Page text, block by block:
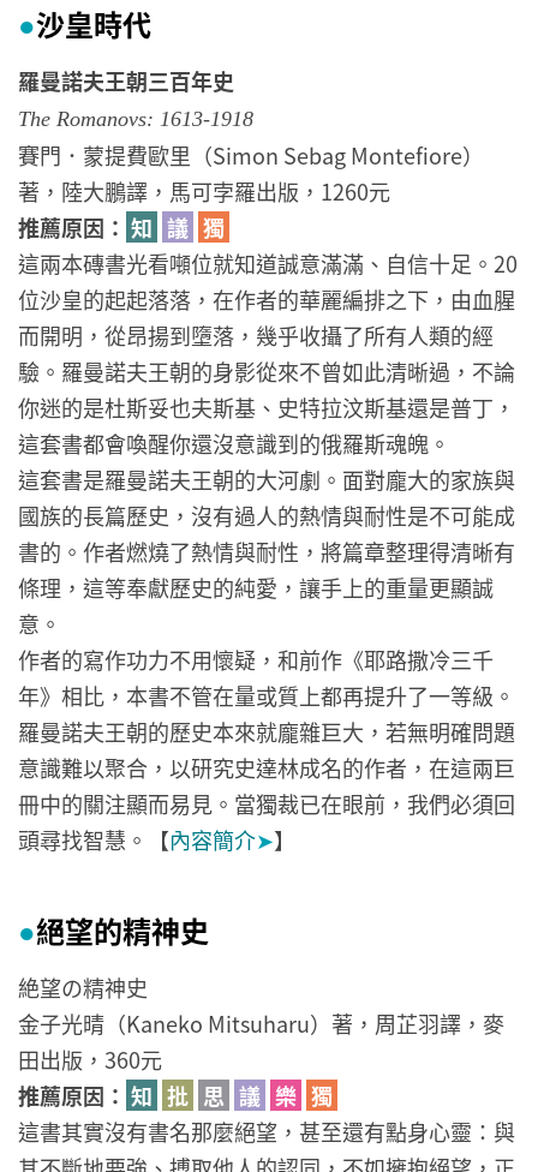
●沙皇時代
羅曼諾夫王朝三百年史
The Romanovs: 1613-1918
賽門．蒙提費歐里（Simon Sebag Montefiore）
著，陸大鵬譯，馬可孛羅出版，1260元
推薦原因： 知 議 獨
這兩本磚書光看噸位就知道誠意滿滿、自信十足。20
位沙皇的起起落落，在作者的華麗編排之下，由血腥
而開明，從昂揚到墮落，幾乎收攝了所有人類的經
驗。羅曼諾夫王朝的身影從來不曾如此清晰過，不論
你迷的是杜斯妥也夫斯基、史特拉汶斯基還是普丁，
這套書都會喚醒你還沒意識到的俄羅斯魂魄。
這套書是羅曼諾夫王朝的大河劇。面對龐大的家族與
國族的長篇歷史，沒有過人的熱情與耐性是不可能成
書的。作者燃燒了熱情與耐性，將篇章整理得清晰有
條理，這等奉獻歷史的純愛，讓手上的重量更顯誠
意。
作者的寫作功力不用懷疑，和前作《耶路撒冷三千
年》相比，本書不管在量或質上都再提升了一等級。
羅曼諾夫王朝的歷史本來就龐雜巨大，若無明確問題
意識難以聚合，以研究史達林成名的作者，在這兩巨
冊中的關注顯而易見。當獨裁已在眼前，我們必須回
頭尋找智慧。【內容簡介➤】
●絕望的精神史
絶望の精神史
金子光晴（Kaneko Mitsuharu）著，周芷羽譯，麥
田出版，360元
推薦原因： 知 批 思 議 樂 獨
這書其實沒有書名那麼絕望，甚至還有點身心靈：與